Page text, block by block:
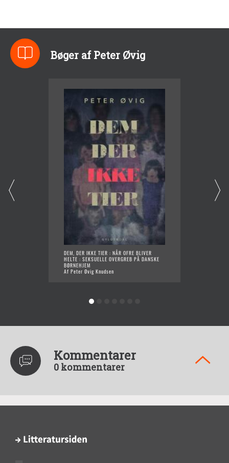
Bøger af Peter Øvig
DEM, DER IKKE TIER : NÅR OFRE BLIVER
HELTE : SEKSUELLE OVERGREB PÅ DANSKE
BØRNEHJEM
Af Peter Øvig Knudsen
Kommentarer
0 kommentarer